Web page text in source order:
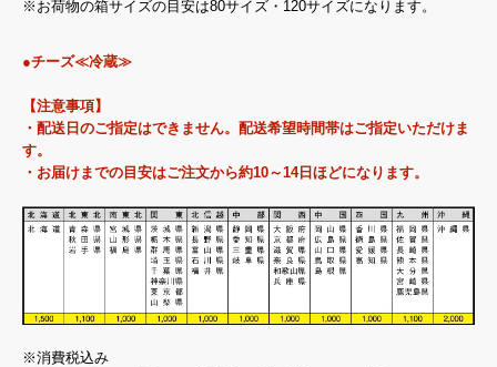
※お荷物の箱サイズの目安は80サイズ・120サイズになります。
●チーズ≪冷蔵≫
【注意事項】
・配送日のご指定はできません。配送希望時間帯はご指定いただけま
す。
・お届けまでの目安はご注文から約10～14日ほどになります。
※消費税込み